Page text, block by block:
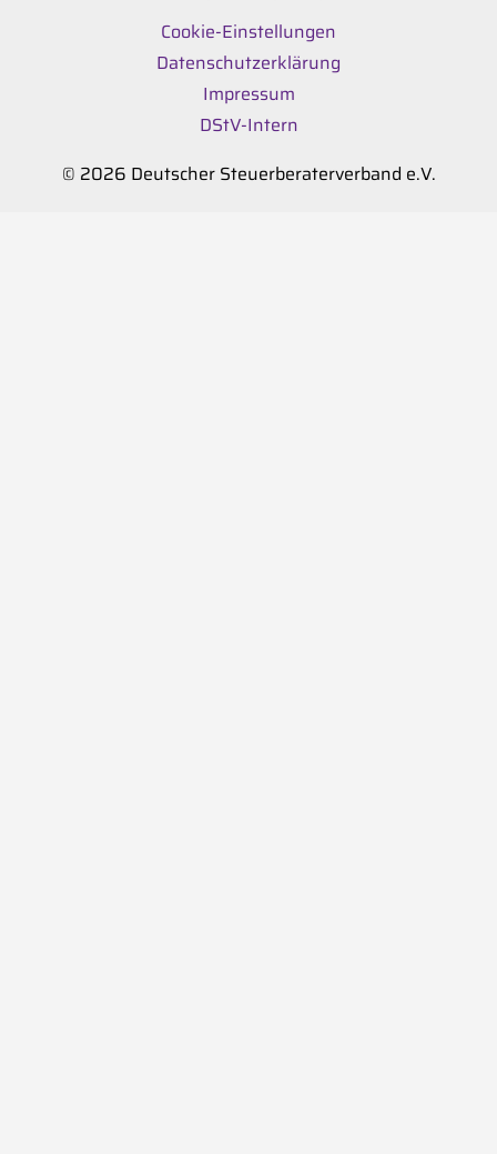
Cookie-Einstellungen
Datenschutzerklärung
Impressum
DStV-Intern
© 2026 Deutscher Steuerberaterverband e.V.